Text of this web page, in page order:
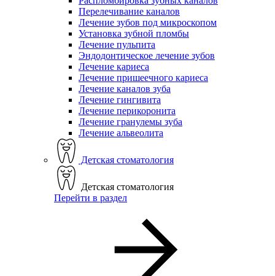
Перелечивание каналов
Лечение зубов под микроскопом
Установка зубной пломбы
Лечение пульпита
Эндодонтическое лечение зубов
Лечение кариеса
Лечение пришеечного кариеса
Лечение каналов зуба
Лечение гингивита
Лечение перикоронита
Лечение гранулемы зуба
Лечение альвеолита
Детская стоматология
Детская стоматология
Перейти в раздел